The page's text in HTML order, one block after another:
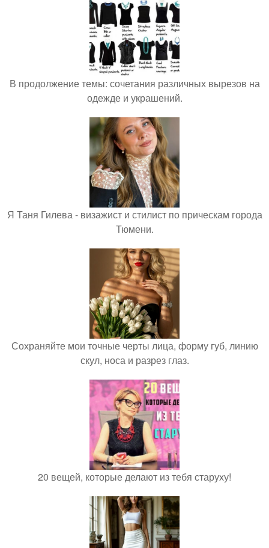
В продолжение темы: сочетания различных вырезов на
одежде и украшений.
Я Таня Гилева - визажист и стилист по прическам города
Тюмени.
Сохраняйте мои точные черты лица, форму губ, линию
скул, носа и разрез глаз.
20 вещей, которые делают из тебя старуху!